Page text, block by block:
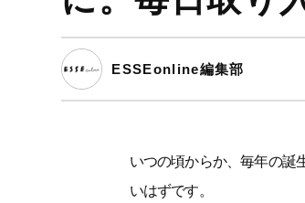
ESSEonline編集部
いつの頃からか、毎年の誕
いはずです。